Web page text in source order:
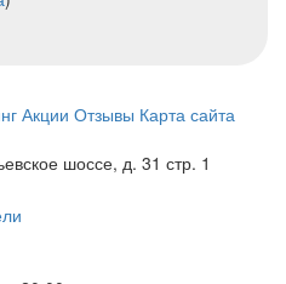
Акции Отзывы Карта сайта
шоссе, д. 31 стр. 1